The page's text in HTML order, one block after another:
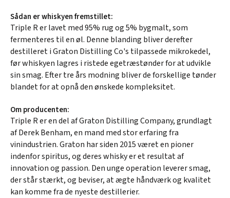
Sådan er whiskyen fremstillet:
Triple R er lavet med 95% rug og 5% bygmalt, som
fermenteres til en øl. Denne blanding bliver derefter
destilleret i Graton Distilling Co's tilpassede mikrokedel,
før whiskyen lagres i ristede egetræstønder for at udvikle
sin smag. Efter tre års modning bliver de forskellige tønder
blandet for at opnå den ønskede kompleksitet.
Om producenten:
Triple R er en del af Graton Distilling Company, grundlagt
af Derek Benham, en mand med stor erfaring fra
vinindustrien. Graton har siden 2015 været en pioner
indenfor spiritus, og deres whisky er et resultat af
innovation og passion. Den unge operation leverer smag,
der står stærkt, og beviser, at ægte håndværk og kvalitet
kan komme fra de nyeste destillerier.